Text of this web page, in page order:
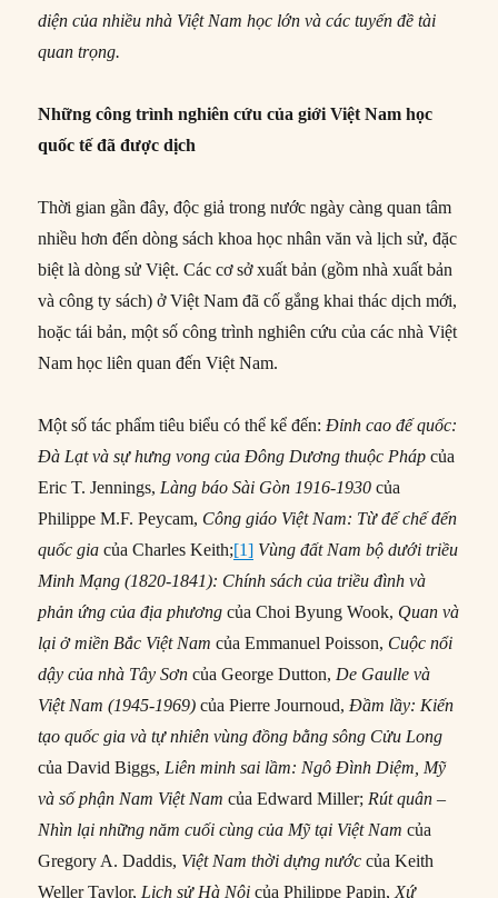
diện của nhiều nhà Việt Nam học lớn và các tuyến đề tài
quan trọng.
Những công trình nghiên cứu của giới Việt Nam học
quốc tế đã được dịch
Thời gian gần đây, độc giả trong nước ngày càng quan tâm
nhiều hơn đến dòng sách khoa học nhân văn và lịch sử, đặc
biệt là dòng sử Việt. Các cơ sở xuất bản (gồm nhà xuất bản
và công ty sách) ở Việt Nam đã cố gắng khai thác dịch mới,
hoặc tái bản, một số công trình nghiên cứu của các nhà Việt
Nam học liên quan đến Việt Nam.
Một số tác phẩm tiêu biểu có thể kể đến:Đỉnh cao đế quốc:
Đà Lạt và sự hưng vong của Đông Dương thuộc Pháp của
Eric T. Jennings, Làng báo Sài Gòn 1916-1930 của
Philippe M.F. Peycam, Công giáo Việt Nam: Từ đế chế đến
quốc gia của Charles Keith;[1] Vùng đất Nam bộ dưới triều
Minh Mạng (1820-1841): Chính sách của triều đình và
phản ứng của địa phương của Choi Byung Wook, Quan và
lại ở miền Bắc Việt Nam của Emmanuel Poisson, Cuộc nổi
dậy của nhà Tây Sơn của George Dutton, De Gaulle và
Việt Nam (1945-1969)của Pierre Journoud,Đầm lầy: Kiến
tạo quốc gia và tự nhiên vùng đồng bằng sông Cửu Long
của David Biggs, Liên minh sai lầm: Ngô Đình Diệm, Mỹ
và số phận Nam Việt Nam của Edward Miller; Rút quân –
Nhìn lại những năm cuối cùng của Mỹ tại Việt Nam của
Gregory A. Daddis, Việt Nam thời dựng nước của Keith
Weller Taylor, Lịch sử Hà Nội của Philippe Papin, Xứ